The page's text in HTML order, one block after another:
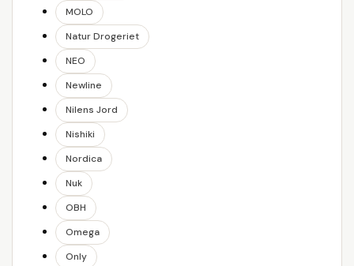
MOLO
Natur Drogeriet
NEO
Newline
Nilens Jord
Nishiki
Nordica
Nuk
OBH
Omega
Only